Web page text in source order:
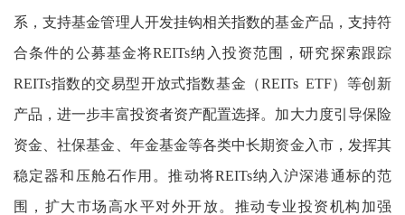
系，支持基金管理人开发挂钩相关指数的基金产品，支持符
合条件的公募基金将REITs纳入投资范围，研究探索跟踪
REITs指数的交易型开放式指数基金（REITs ETF）等创新
产品，进一步丰富投资者资产配置选择。加大力度引导保险
资金、社保基金、年金基金等各类中长期资金入市，发挥其
稳定器和压舱石作用。推动将REITs纳入沪深港通标的范
围，扩大市场高水平对外开放。推动专业投资机构加强